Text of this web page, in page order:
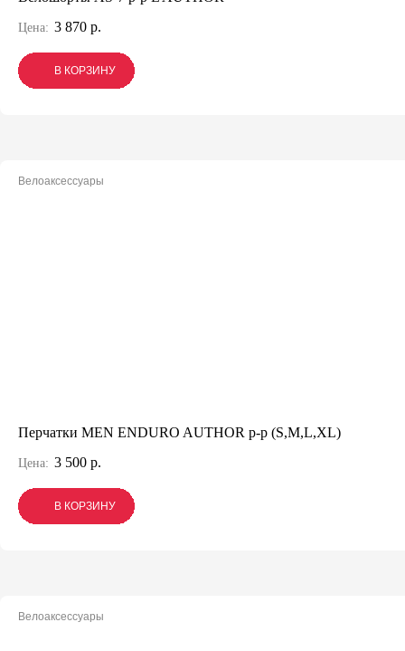
Цена: 3 870 р.
В КОРЗИНУ
В КОРЗИНУ
В КОРЗИНУ
Велоаксессуары
Перчатки MEN ENDURO AUTHOR p-p (S,M,L,XL)
Цена: 3 500 р.
В КОРЗИНУ
В КОРЗИНУ
В КОРЗИНУ
Велоаксессуары